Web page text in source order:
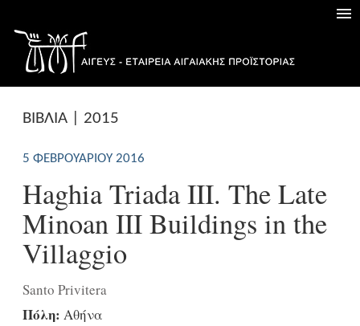
ΒΙΒΛΙΑ | 2015
5 ΦΕΒΡΟΥΑΡΊΟΥ 2016
Haghia Triada III. The Late
Minoan III Buildings in the
Villaggio
Santo Privitera
Πόλη: Αθήνα